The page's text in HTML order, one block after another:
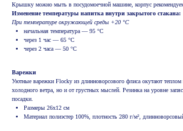
Крышку можно мыть в посудомоечной машине, корпус
Изменение температуры напитка внутри закрытого стакана:
При температуре окружающей среды +20 °С
начальная температура — 95 °С
через 1 час — 65 °С
через 2 часа — 50 °С
Варежки
Уютные варежки Flocky из длинноворсового флиса окутают теплом
холодного ветра, но и от грустных мыслей. Резинка на уровне
посадки.
Размеры 26х12 см
Материал полиэстер 100%, плотность 280 г/м²,